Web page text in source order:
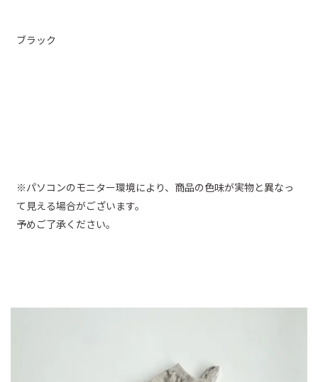
ブラック
※パソコンのモニター環境により、商品の色味が実物と異なっ
て見える場合がございます。
予めご了承ください。